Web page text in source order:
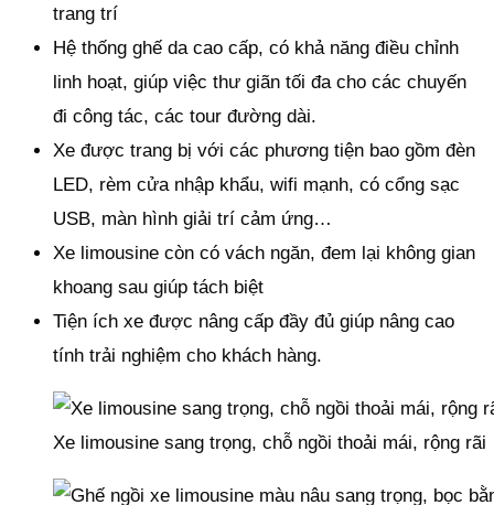
trang trí
Hệ thống ghế da cao cấp, có khả năng điều chỉnh
linh hoạt, giúp việc thư giãn tối đa cho các chuyến
đi công tác, các tour đường dài.
Xe được trang bị với các phương tiện bao gồm đèn
LED, rèm cửa nhập khẩu, wifi mạnh, có cổng sạc
USB, màn hình giải trí cảm ứng…
Xe limousine còn có vách ngăn, đem lại không gian
khoang sau giúp tách biệt
Tiện ích xe được nâng cấp đầy đủ giúp nâng cao
tính trải nghiệm cho khách hàng.
Xe limousine sang trọng, chỗ ngồi thoải mái, rộng rãi